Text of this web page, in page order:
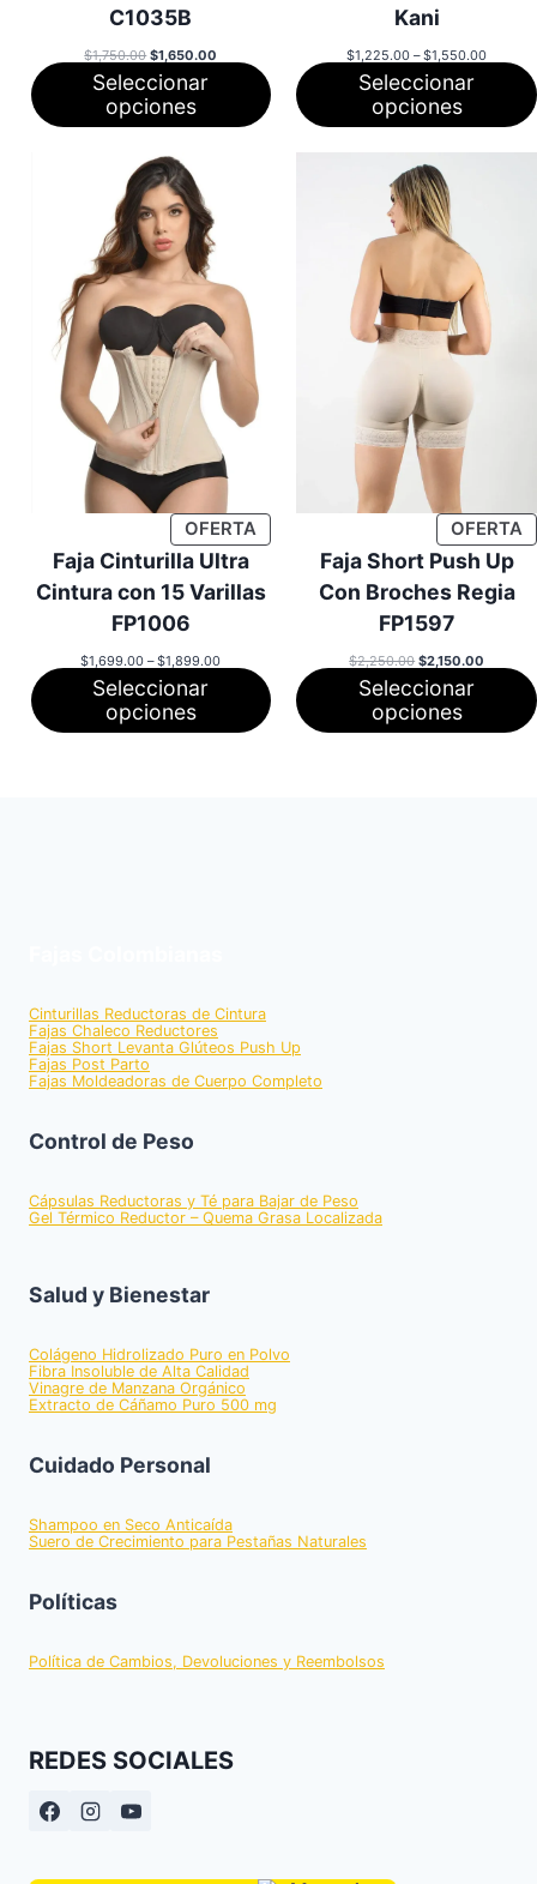
C1035B
$1,750.00El
original
$1,750.00.
$1,650.00
precio
$1,650.00.
Seleccionar
opciones
Kani
$1,225.00 – $1,550.00Rango
precios:
hasta
Seleccionar
opciones
OFERTAPRODUCTO
EN
OFERTA
Faja Cinturilla Ultra
Cintura con 15 Varillas
FP1006
$1,699.00 – $1,899.00Rango
de
precios:
$1,699.00
hasta
Seleccionar
opciones
OFERTA
Faja Short Push Up
Con Broches Regia
FP1597
$2,250.00 El
precio
original
era:
$2,250.00.
$2,150.00
precio
Seleccionar
opciones
Cinturillas Reductoras de Cintura
Fajas Chaleco Reductores
Fajas Short Levanta Glúteos Push Up
Fajas Post Parto
Fajas Moldeadoras de Cuerpo Completo
Control de Peso
Cápsulas Reductoras y Té para Bajar de Peso
Gel Térmico Reductor – Quema Grasa Localizada
Salud y Bienestar
Colágeno Hidrolizado Puro en Polvo
Fibra Insoluble de Alta Calidad
Vinagre de Manzana Orgánico
Extracto de Cáñamo Puro 500 mg
Cuidado Personal
Shampoo en Seco Anticaída
Suero de Crecimiento para Pestañas Naturales
Políticas
Política de Cambios, Devoluciones y Reembolsos
REDES SOCIALES